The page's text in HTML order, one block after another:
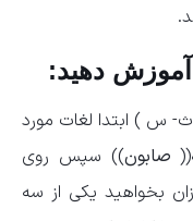
دهید:
س ) ابتدا لغات مورد
صابون)) سپس روی
بخواهید یکی از سه